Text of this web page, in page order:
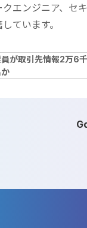
エンジニア、セ
ています。
が取引先情報2万6